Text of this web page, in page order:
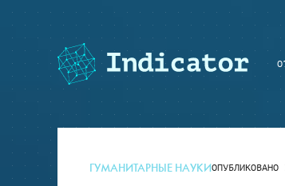
ГУМАНИТАРНЫЕ НАУКИОПУБЛИКОВАНО